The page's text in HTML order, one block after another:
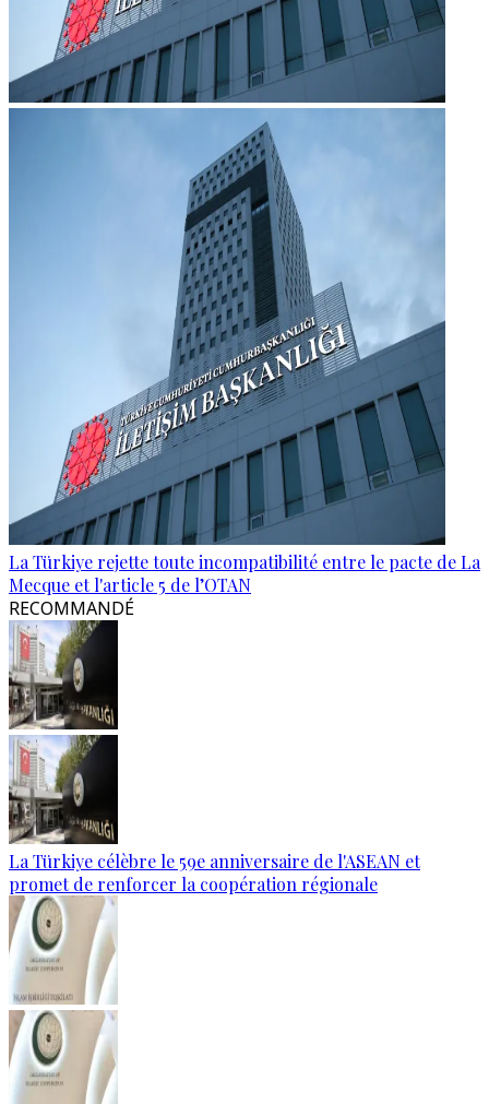
La Türkiye rejette toute incompatibilité entre le pacte de La
Mecque et l'article 5 de l’OTAN
RECOMMANDÉ
La Türkiye célèbre le 59e anniversaire de l'ASEAN et
promet de renforcer la coopération régionale